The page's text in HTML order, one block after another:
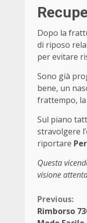
Dopo la
di riposo
per evitare
Sono già
bene, un
frattempo,
Sul piano
stravolgere
riportare
Questa
visione
Previous:
Rimborso